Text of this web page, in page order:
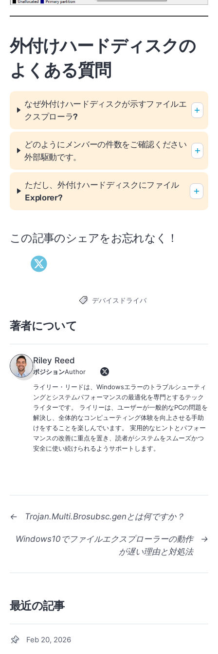
外付けハードディスクの
よくある質問
なぜ外付けハードディスクが示すファイルエ
クスプローラ?
どのようにメンバーの件数をご確認ください
外部駆動です。
ただし、外付けハードディスクにファイル
Explorer?
この記事のシェアをお忘れなく！
タグデバイスドライバ
著者について
Riley Reed
ポジションAuthor
ライリー・リードは、Windowsエラーのトラブルシューティ
ングとシステムパフォーマンスの最適化を専門とするテック
ライターです。 ライリーは、ユーザーが一般的なPCの問題を
解決し、全体的なコンピューティング体験を向上させる手助
けをすることを楽しんでいます。 実用的なヒントとパフォー
マンスの改善に重点を置き、読者がシステムをスムーズかつ
安全に使い続けられるようサポートします。
← Trojan.Multi.Brosubsc.genとは何ですか？
→
Windows10でファイルエクスプローラーの動作
が遅い理由と対処法
最近の記事
Feb 20, 2026